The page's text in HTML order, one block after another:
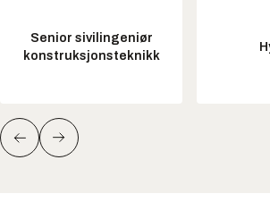
Senior sivilingeniør
konstruksjonsteknikk